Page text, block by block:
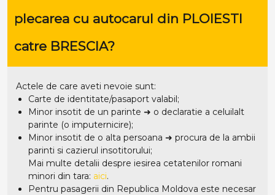
plecarea cu autocarul din PLOIESTI
catre BRESCIA?
Actele de care aveti nevoie sunt:
Carte de identitate/pasaport valabil;
Minor insotit de un parinte ➜ o declaratie a celuilalt
parinte (o imputernicire);
Minor insotit de o alta persoana ➜ procura de la ambii
parinti si cazierul insotitorului;
Mai multe detalii despre iesirea cetatenilor romani
minori din tara: aici.
Pentru pasagerii din Republica Moldova este necesar